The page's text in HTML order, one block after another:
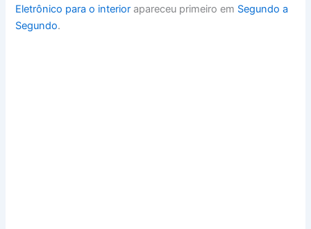
Eletrônico para o interior apareceu primeiro em Segundo a
Segundo.